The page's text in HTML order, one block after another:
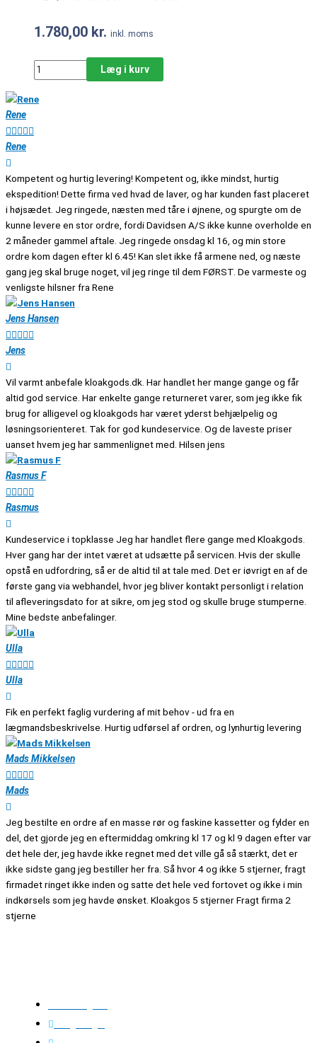
1.780,00 kr. inkl. moms
Læg i kurv
Rene

Rene
Kompetent og hurtig levering! Kompetent og, ikke mindst, hurtig
ekspedition! Dette firma ved hvad de laver, og har kunden fast placeret
i højsædet. Jeg ringede, næsten med tåre i øjnene, og spurgte om de
kunne levere en stor ordre, fordi Davidsen A/S ikke kunne overholde en
2 måneder gammel aftale. Jeg ringede onsdag kl 16, og min store
ordre kom dagen efter kl 6.45! Kan slet ikke få armene ned, og næste
gang jeg skal bruge noget, vil jeg ringe til dem FØRST. De varmeste og
venligste hilsner fra Rene
Jens Hansen

Jens
Vil varmt anbefale kloakgods.dk. Har handlet her mange gange og får
altid god service. Har enkelte gange returneret varer, som jeg ikke fik
brug for alligevel og kloakgods har været yderst behjælpelig og
løsningsorienteret. Tak for god kundeservice. Og de laveste priser
uanset hvem jeg har sammenlignet med. Hilsen jens
Rasmus F

Rasmus
Kundeservice i topklasse Jeg har handlet flere gange med Kloakgods.
Hver gang har der intet været at udsætte på servicen. Hvis der skulle
opstå en udfordring, så er de altid til at tale med. Det er iøvrigt en af de
første gang via webhandel, hvor jeg bliver kontakt personligt i relation
til afleveringsdato for at sikre, om jeg stod og skulle bruge stumperne.
Mine bedste anbefalinger.
Ulla

Ulla
Fik en perfekt faglig vurdering af mit behov - ud fra en
lægmandsbeskrivelse. Hurtig udførsel af ordren, og lynhurtig levering
Mads Mikkelsen

Mads
Jeg bestilte en ordre af en masse rør og faskine kassetter og fylder en
del, det gjorde jeg en eftermiddag omkring kl 17 og kl 9 dagen efter var
det hele der, jeg havde ikke regnet med det ville gå så stærkt, det er
ikke sidste gang jeg bestiller her fra. Så hvor 4 og ikke 5 stjerner, fragt
firmadet ringet ikke inden og satte det hele ved fortovet og ikke i min
indkørsels som jeg havde ønsket. Kloakgos 5 stjerner Fragt firma 2
stjerne